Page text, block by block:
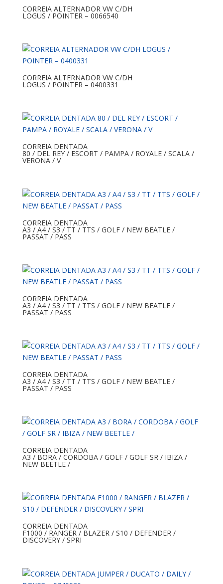
CORREIA ALTERNADOR VW C/DH
LOGUS / POINTER – 0066540
CORREIA ALTERNADOR VW C/DH
LOGUS / POINTER – 0400331
CORREIA DENTADA
80 / DEL REY / ESCORT / PAMPA / ROYALE / SCALA /
VERONA / V
CORREIA DENTADA
A3 / A4 / S3 / TT / TTS / GOLF / NEW BEATLE /
PASSAT / PASS
CORREIA DENTADA
A3 / A4 / S3 / TT / TTS / GOLF / NEW BEATLE /
PASSAT / PASS
CORREIA DENTADA
A3 / A4 / S3 / TT / TTS / GOLF / NEW BEATLE /
PASSAT / PASS
CORREIA DENTADA
A3 / BORA / CORDOBA / GOLF / GOLF SR / IBIZA /
NEW BEETLE /
CORREIA DENTADA
F1000 / RANGER / BLAZER / S10 / DEFENDER /
DISCOVERY / SPRI